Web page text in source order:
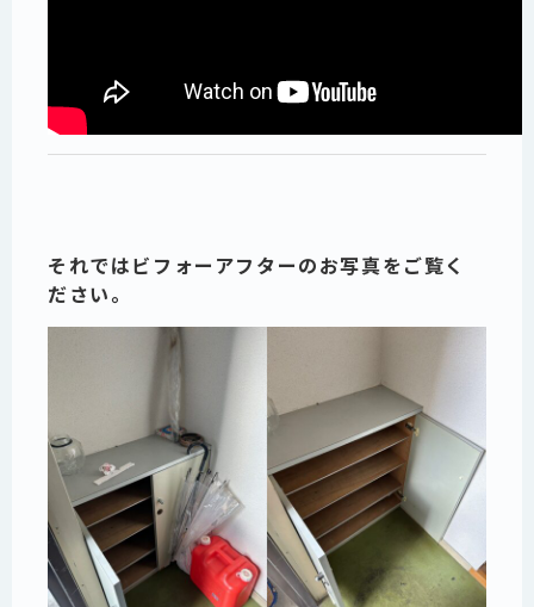
それではビフォーアフターのお写真をご覧く
ださい。